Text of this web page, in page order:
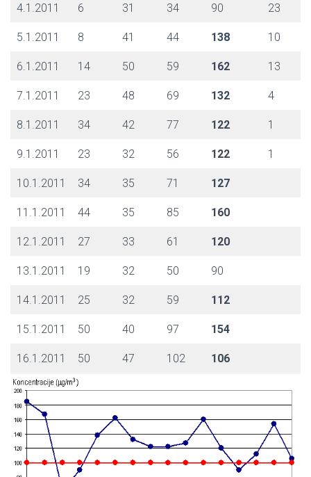
4.1.2011 6 31 34 90 23
5.1.2011 8 41 44 138 10
6.1.2011 14 50 59 162 13
7.1.2011 23 48 69 132 4
8.1.2011 34 42 77 122 1
9.1.2011 23 32 56 122 1
10.1.2011 34 35 71 127
11.1.2011 44 35 85 160
12.1.2011 27 33 61 120
13.1.2011 19 32 50 90
14.1.2011 25 32 59 112
15.1.2011 50 40 97 154
16.1.2011 50 47 102 106